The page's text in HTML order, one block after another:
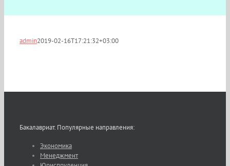
admin2019-02-16T17:21:32+03:00
Бакалавриат. Популярные направления:
Экономика
Менеджмент